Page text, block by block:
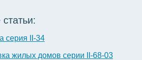
серия II-34
жилых домов серии II-68-03